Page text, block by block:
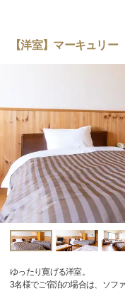
【洋室】マーキュリー
ゆったり寛げる洋室。
3名様でご宿泊の場合は、ソフ